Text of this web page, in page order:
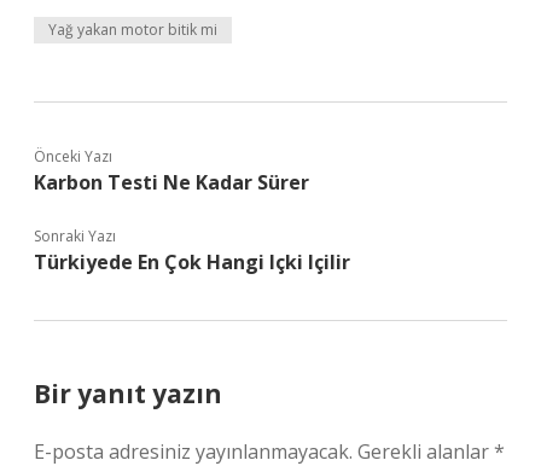
Yağ yakan motor bitik mi
Önceki Yazı
Karbon Testi Ne Kadar Sürer
Sonraki Yazı
Türkiyede En Çok Hangi Içki Içilir
Bir yanıt yazın
E-posta adresiniz yayınlanmayacak. Gerekli alanlar*